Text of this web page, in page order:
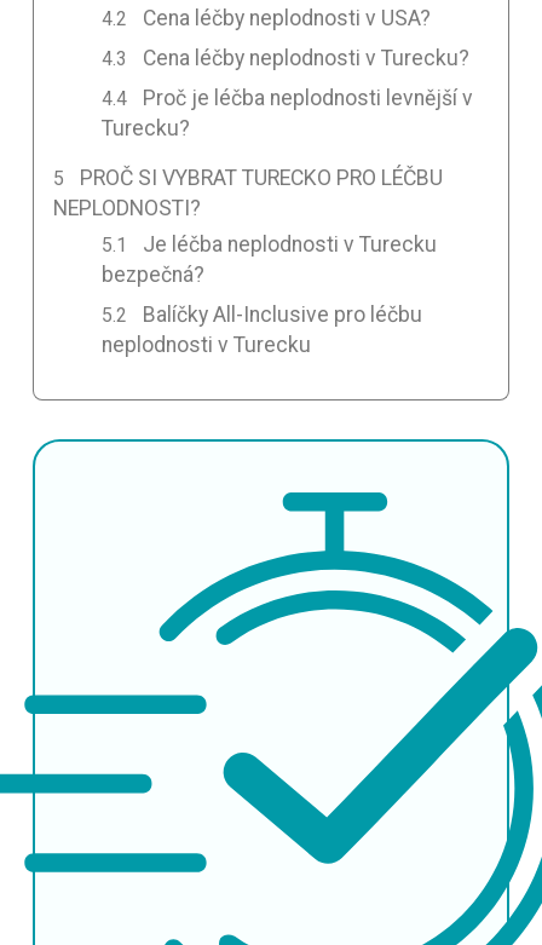
Cena léčby neplodnosti v USA?
Cena léčby neplodnosti v Turecku?
Proč je léčba neplodnosti levnější v
Turecku?
PROČ SI VYBRAT TURECKO PRO LÉČBU
NEPLODNOSTI?
Je léčba neplodnosti v Turecku
bezpečná?
Balíčky All-Inclusive pro léčbu
neplodnosti v Turecku